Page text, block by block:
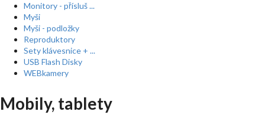
Monitory - přísluš ...
Myši
Myši - podložky
Reproduktory
Sety klávesnice + ...
USB Flash Disky
WEBkamery
Mobily, tablety